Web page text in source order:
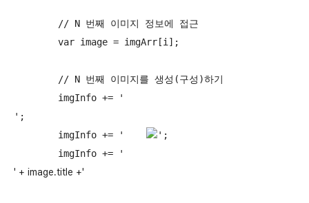
        // N 번째 이미지 정보에 접근
        var image = imgArr[i];
        // N 번째 이미지를 생성(구성)하기
        imgInfo += '
';
        imgInfo += '
';
        imgInfo += '
' + image.title +'